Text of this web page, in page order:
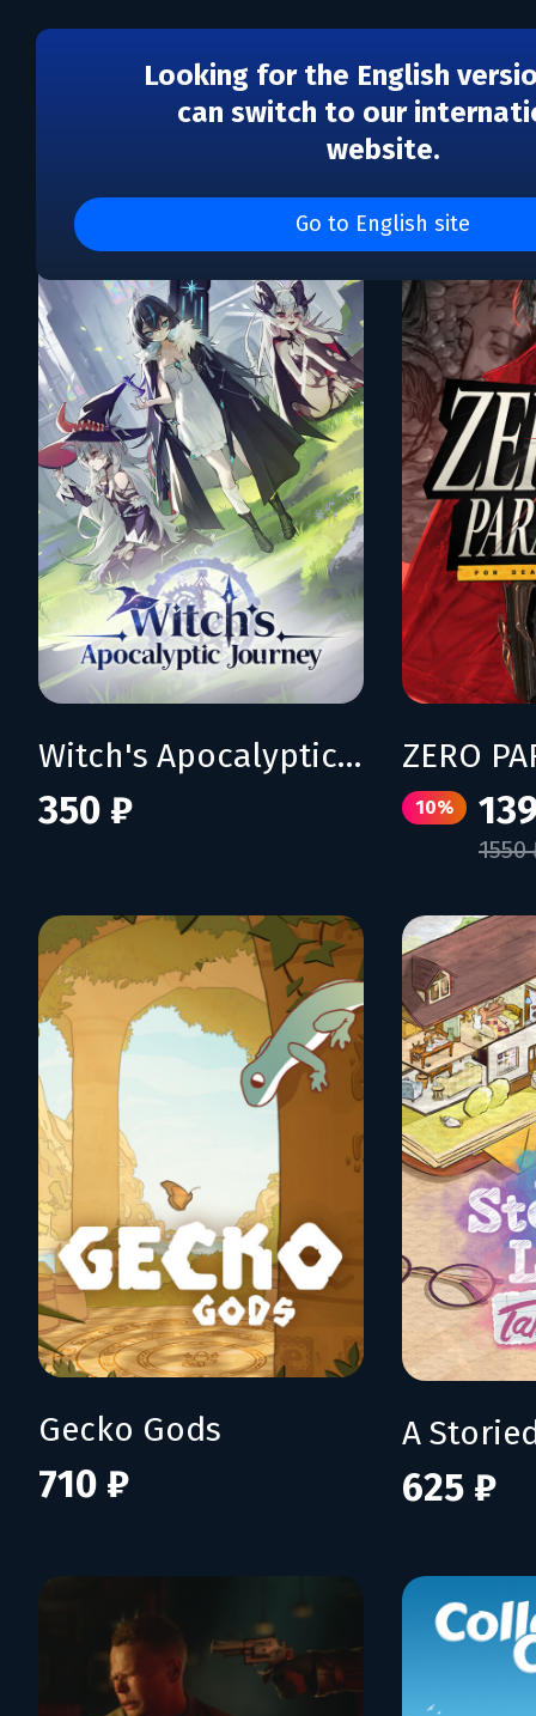
Looking for the English
can switch to our
website.
Go to English site
Каталог игр Mihanikus
Witch's Apocalyptic Journey
350 ₽ 10%
1550
Gecko Gods
710 ₽ 625 ₽